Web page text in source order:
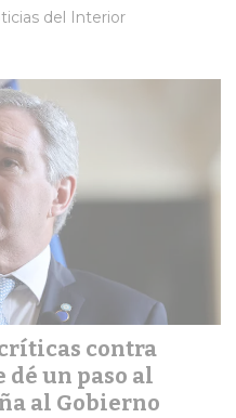
del Interior
contra
un paso al
al Gobierno